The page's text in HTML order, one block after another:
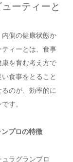
ーティーと
側の健康状態か
ィーとは、食事
を育む考え方で
食事をとること
のが、効率的に
す。
プロの特徴
ラグランプロ